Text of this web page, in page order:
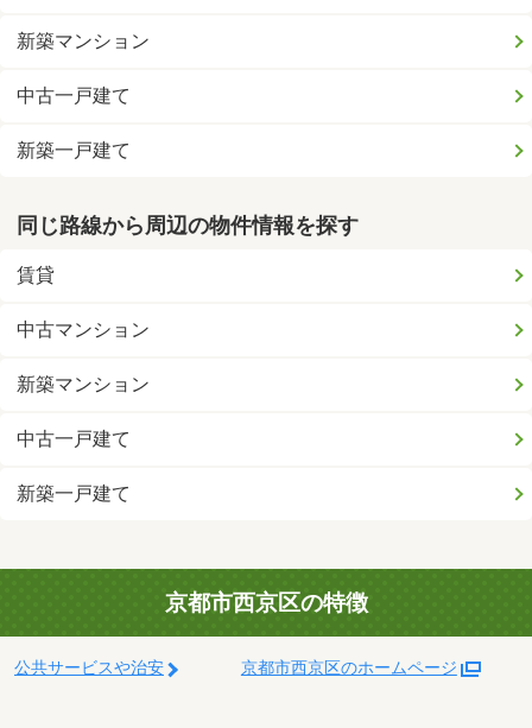
新築マンション
中古一戸建て
新築一戸建て
同じ路線から周辺の物件情報を探す
賃貸
中古マンション
新築マンション
中古一戸建て
新築一戸建て
京都市西京区の特徴
公共サービスや治安 京都市西京区のホームページ